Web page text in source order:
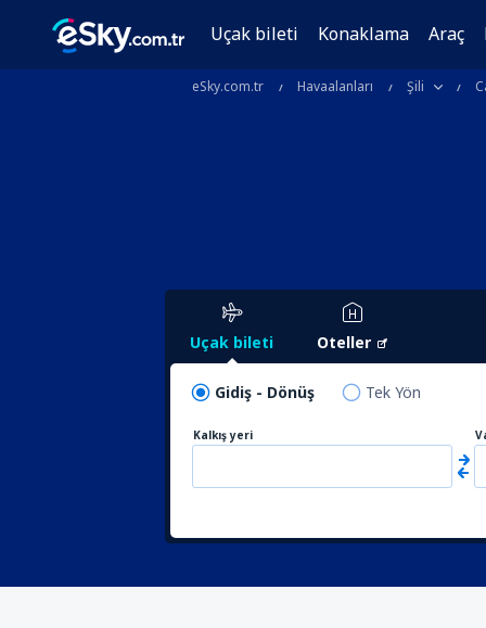
Uçak bileti Konaklama Araç
eSky.com.tr Havaalanları Şili
Uçak bileti Oteller
Gidiş - Dönüş Tek Yön
Kalkış yeri